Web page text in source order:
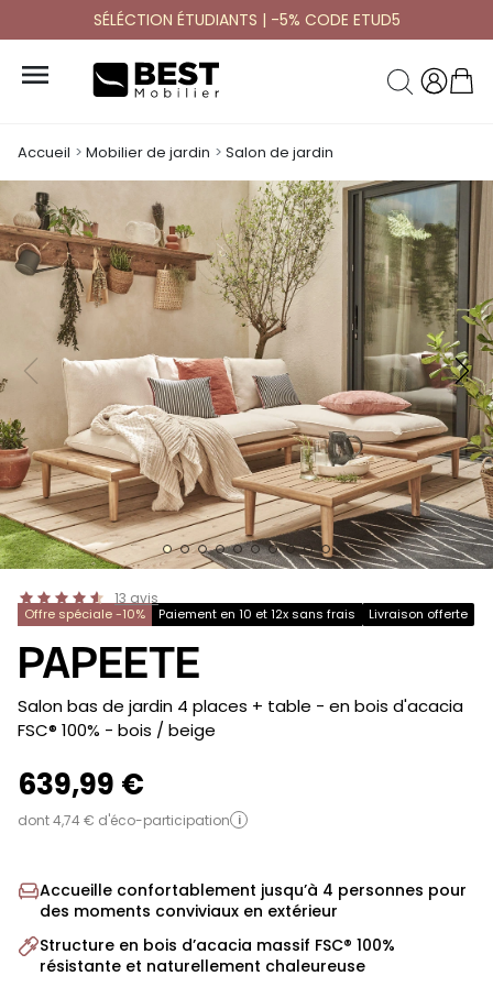
SÉLÉCTION ÉTUDIANTS | -5% CODE ETUD5

Accueil Mobilier de jardin Salon de jardin
13 avis
Offre spéciale -10% Paiement en 10 et 12x sans frais Livraison offerte
PAPEETE
-
Salon bas de jardin 4 places + table - en bois d'acacia
FSC® 100% - bois / beige
639,99 €
dont 4,74 € d'éco-participation i
Accueille confortablement jusqu’à 4 personnes pour
des moments conviviaux en extérieur
Structure en bois d’acacia massif FSC® 100%
résistante et naturellement chaleureuse